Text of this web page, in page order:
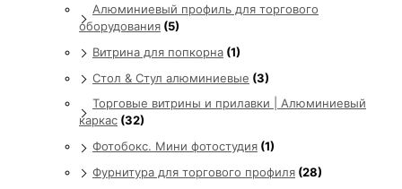
Алюминиевый профиль для торгового
оборудования (5)
Витрина для попкорна (1)
Стол & Стул алюминиевые (3)
Торговые витрины и прилавки | Алюминиевый
каркас (32)
Фотобокс. Мини фотостудия (1)
Фурнитура для торгового профиля (28)